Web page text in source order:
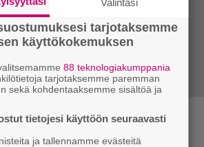
– Ellen
Valintasi
tarjotaksemme
käyttökokemuksen
88 teknologiakumppania
tarjotaksemme paremman
sekä kohdentaaksemme sisältöä ja
tietojesi käyttöön seuraavasti
ja tallennamme evästeitä